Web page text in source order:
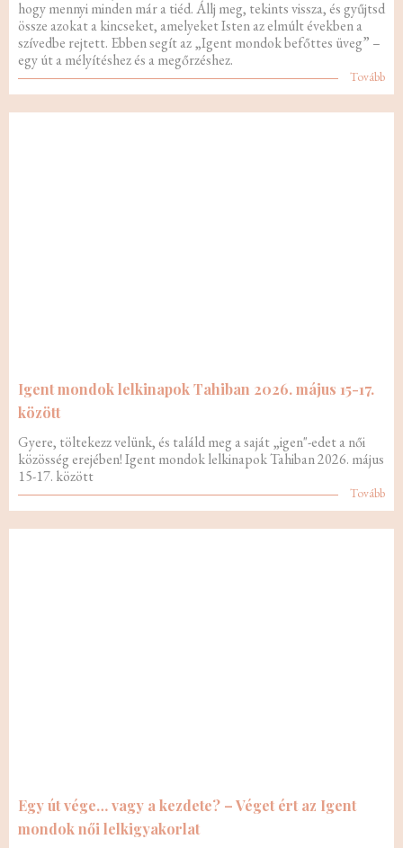
hogy mennyi minden már a tiéd. Állj meg, tekints vissza, és gyűjtsd
össze azokat a kincseket, amelyeket Isten az elmúlt években a
szívedbe rejtett. Ebben segít az „Igent mondok befőttes üveg” –
egy út a mélyítéshez és a megőrzéshez.
Tovább
Igent mondok lelkinapok Tahiban 2026. május 15-17.
között
Gyere, töltekezz velünk, és találd meg a saját „igen"-edet a női
közösség erejében! Igent mondok lelkinapok Tahiban 2026. május
15-17. között
Tovább
Egy út vége… vagy a kezdete? – Véget ért az Igent
mondok női lelkigyakorlat